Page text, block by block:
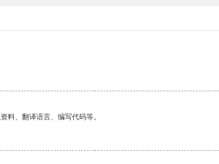
料、翻译语言、编写代码等。